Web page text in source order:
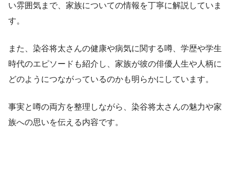
い雰囲気まで、家族についての情報を丁寧に解説していま
す。
また、染谷将太さんの健康や病気に関する噂、学歴や学生
時代のエピソードも紹介し、家族が彼の俳優人生や人柄に
どのようにつながっているのかも明らかにしています。
事実と噂の両方を整理しながら、染谷将太さんの魅力や家
族への思いを伝える内容です。